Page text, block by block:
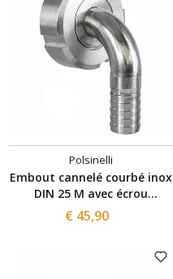
Polsinelli
Embout cannelé courbé inox
DIN 25 M avec écrou
pivotant pour tuyau ⌀25
€ 45,90